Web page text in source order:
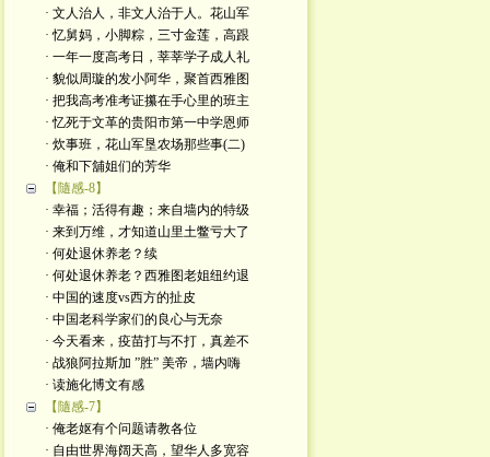
· 文人治人，非文人治于人。花山军
· 忆舅妈，小脚粽，三寸金莲，高跟
· 一年一度高考日，莘莘学子成人礼
· 貌似周璇的发小阿华，聚首西雅图
· 把我高考准考证攥在手心里的班主
· 忆死于文革的贵阳市第一中学恩师
· 炊事班，花山军垦农场那些事(二)
· 俺和下舖姐们的芳华
【隨感-8】
· 幸福；活得有趣；来自墙内的特级
· 来到万维，才知道山里土鳖亏大了
· 何处退休养老？续
· 何处退休养老？西雅图老姐纽约退
· 中国的速度vs西方的扯皮
· 中国老科学家们的良心与无奈
· 今天看来，疫苗打与不打，真差不
· 战狼阿拉斯加 ”胜” 美帝，墙内嗨
· 读施化博文有感
【隨感-7】
· 俺老妪有个问题请教各位
· 自由世界海阔天高，望华人多宽容